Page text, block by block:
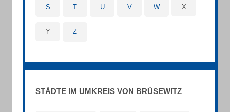
S T U V W X
Y Z
STÄDTE IM UMKREIS VON BRÜSEWITZ